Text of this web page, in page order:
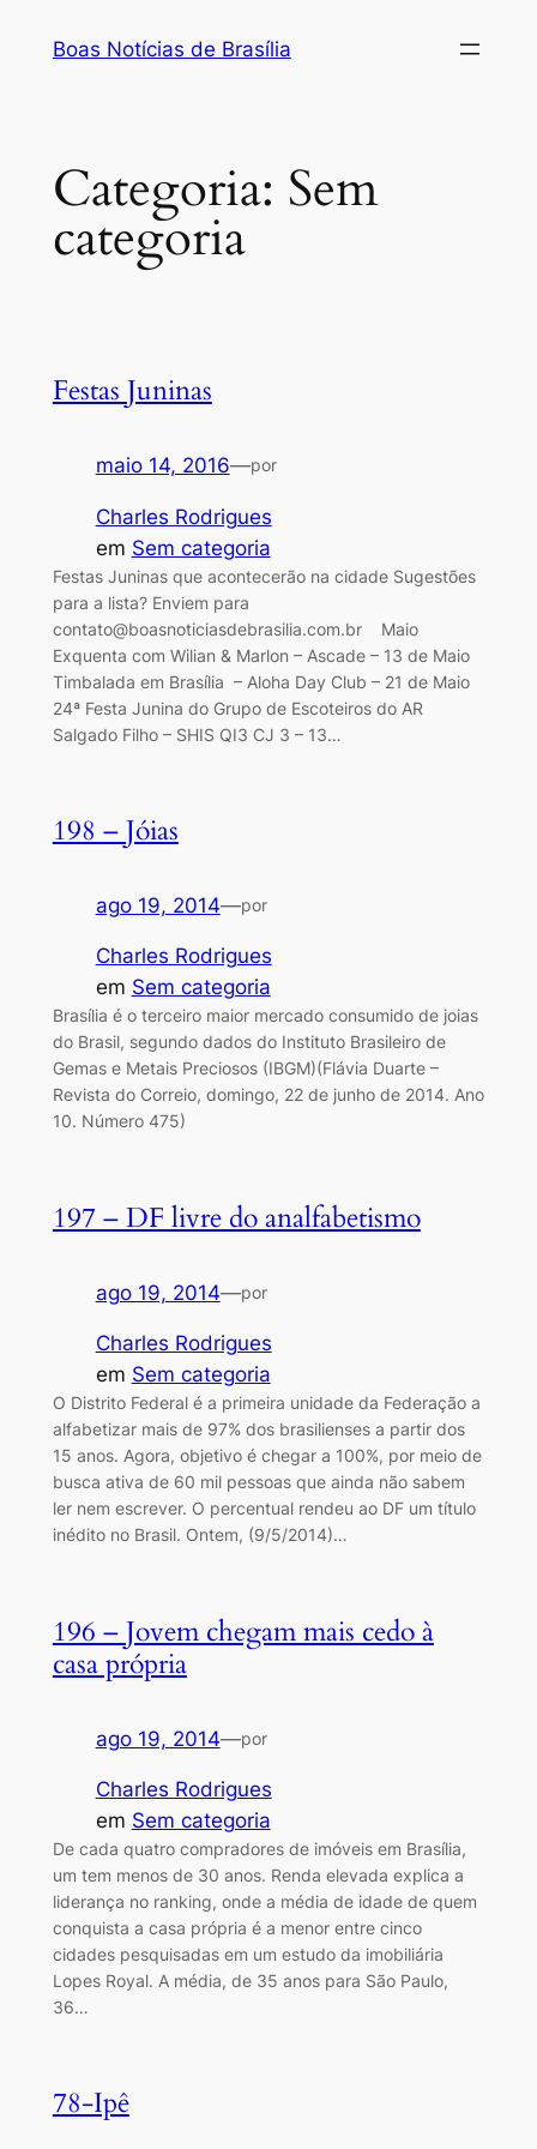
Boas Notícias de Brasília
Categoria: Sem
categoria
Festas Juninas
maio 14, 2016—por
Charles Rodrigues
em Sem categoria
Festas Juninas que acontecerão na cidade Sugestões
para a lista? Enviem para
contato@boasnoticiasdebrasilia.com.br Maio
Exquenta com Wilian & Marlon – Ascade – 13 de Maio
Timbalada em Brasília – Aloha Day Club – 21 de Maio
24ª Festa Junina do Grupo de Escoteiros do AR
Salgado Filho – SHIS QI3 CJ 3 – 13…
198 – Jóias
ago 19, 2014—por
Charles Rodrigues
em Sem categoria
Brasília é o terceiro maior mercado consumido de joias
do Brasil, segundo dados do Instituto Brasileiro de
Gemas e Metais Preciosos (IBGM)(Flávia Duarte –
Revista do Correio, domingo, 22 de junho de 2014. Ano
10. Número 475)
197 – DF livre do analfabetismo
ago 19, 2014—por
Charles Rodrigues
em Sem categoria
O Distrito Federal é a primeira unidade da Federação a
alfabetizar mais de 97% dos brasilienses a partir dos
15 anos. Agora, objetivo é chegar a 100%, por meio de
busca ativa de 60 mil pessoas que ainda não sabem
ler nem escrever. O percentual rendeu ao DF um título
inédito no Brasil. Ontem, (9/5/2014)…
196 – Jovem chegam mais cedo à
casa própria
ago 19, 2014—por
Charles Rodrigues
em Sem categoria
De cada quatro compradores de imóveis em Brasília,
um tem menos de 30 anos. Renda elevada explica a
liderança no ranking, onde a média de idade de quem
conquista a casa própria é a menor entre cinco
cidades pesquisadas em um estudo da imobiliária
Lopes Royal. A média, de 35 anos para São Paulo,
36…
78-Ipê